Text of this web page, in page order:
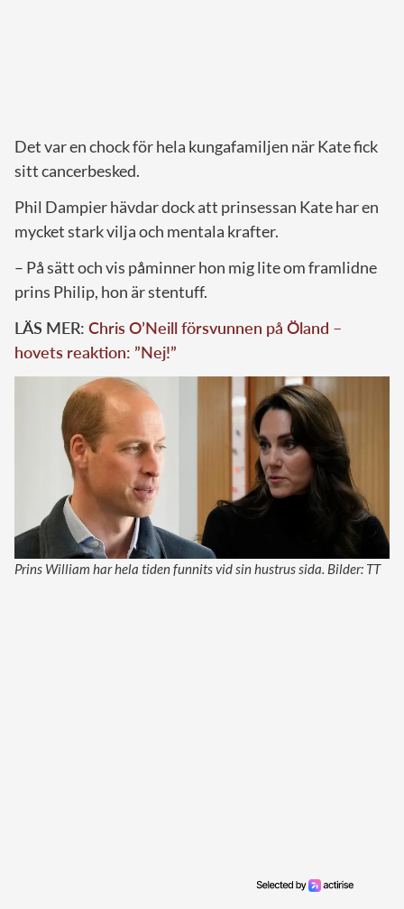
Det var en chock för hela kungafamiljen när Kate fick
sitt cancerbesked.
Phil Dampier hävdar dock att prinsessan Kate har en
mycket stark vilja och mentala krafter.
– På sätt och vis påminner hon mig lite om framlidne
prins Philip, hon är stentuff.
LÄS MER: Chris O’Neill försvunnen på Öland –
hovets reaktion: ”Nej!”
Prins William har hela tiden funnits vid sin hustrus sida. Bilder: TT